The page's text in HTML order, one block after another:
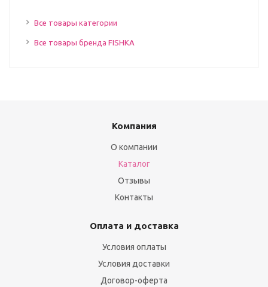
Все товары категории
Все товары бренда FISHKA
Компания
О компании
Каталог
Отзывы
Контакты
Оплата и доставка
Условия оплаты
Условия доставки
Договор-оферта